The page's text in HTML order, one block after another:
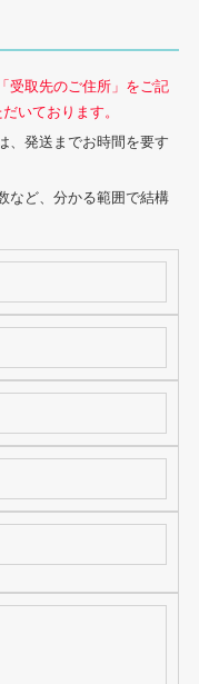
受取先のご住所」をご記
いております。
、発送までお時間を要す
など、分かる範囲で結構